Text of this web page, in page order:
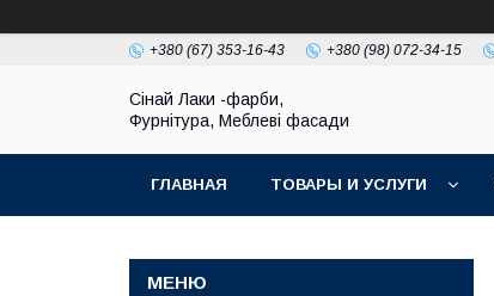
+380 (67) 353-16-43 +380 (98) 072-34-15
Сінай Лаки -фарби,
Фурнітура, Меблеві фасади
ГЛАВНАЯ ТОВАРЫ И УСЛУГИ